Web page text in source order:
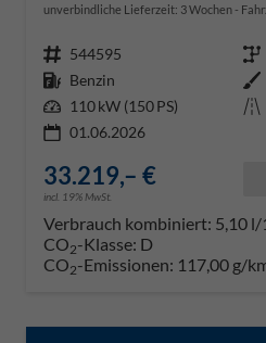
unverbindliche Lieferzeit: 3 Wochen
Fahrzeugnr. 544595 Getriebe
Kraftstoff Benzin Außenfarbe
Leistung 110 kW (150 PS) Kilometerstand
01.06.2026
33.219,– €
incl. 19% MwSt.
Verbrauch kombiniert: 5,10
CO2-Klasse: D
CO2-Emissionen: 117,00 g/